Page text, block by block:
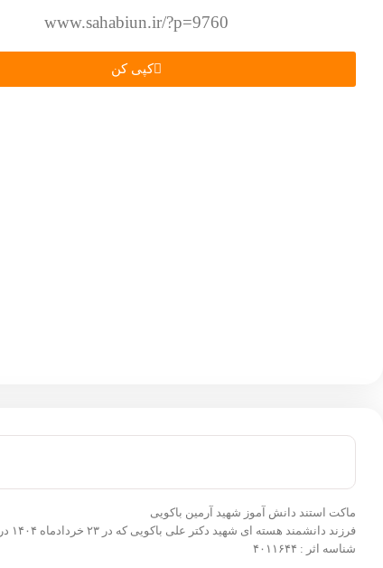
www.sahabiun.ir/?p=9760
کپی کن
ماکت استند دانش آموز شهید آرمین باکویی
فرزند دانشمند هسته ای شهید دکتر علی باکویی که در ۲۳ خردادماه ۱۴۰۴ در جنگ تحمیلی رژیم صهیونیستی علیه ایران به فیض شهادت نائل آمدند.
شناسه اثر : ۴۰۱۱۶۴۴